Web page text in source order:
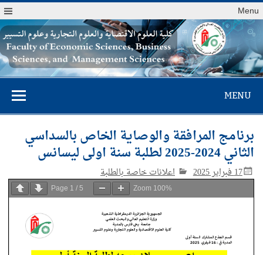
Menu
كلية العلوم
الاقتصادية والعلوم
التجارية وعلوم
التسيير
MENU
برنامج المرافقة والوصاية الخاص بالسداسي
الثاني 2024-2025 لطلبة سنة اولى ليسانس
17 فبراير 2025 اعلانات خاصة بالطلبة
Page 1 / 5 Zoom 100%